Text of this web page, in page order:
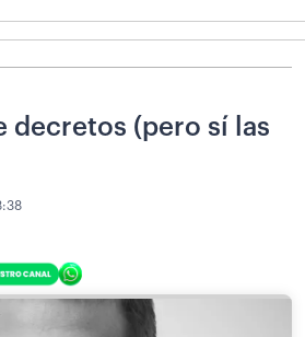
decretos (pero sí las